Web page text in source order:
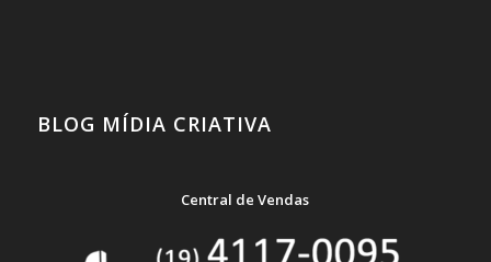
BLOG MÍDIA CRIATIVA
Central de Vendas